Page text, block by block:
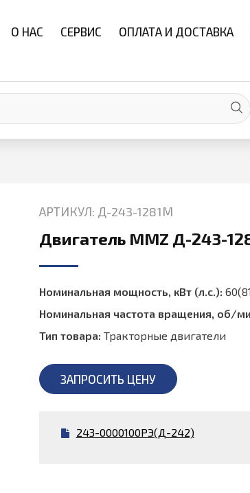
О НАС СЕРВИС ОПЛАТА И ДОСТАВКА
АРТИКУЛ: Д-243-1281М
Двигатель MMZ Д-243-
Номинальная мощность, кВт (л.с.):
Номинальная частота вращения, об/
Тип товара: Тракторные двигатели
ЗАПРОСИТЬ ЦЕНУ
243-0000100РЭ(Д-242)